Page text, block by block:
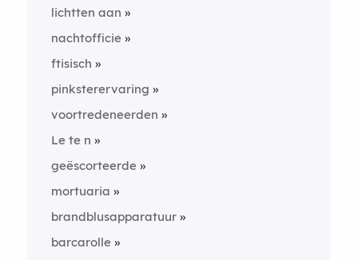
lichtten aan
nachtofficie
ftisisch
pinksterervaring
voortredeneerden
Le te n
geëscorteerde
mortuaria
brandblusapparatuur
barcarolle